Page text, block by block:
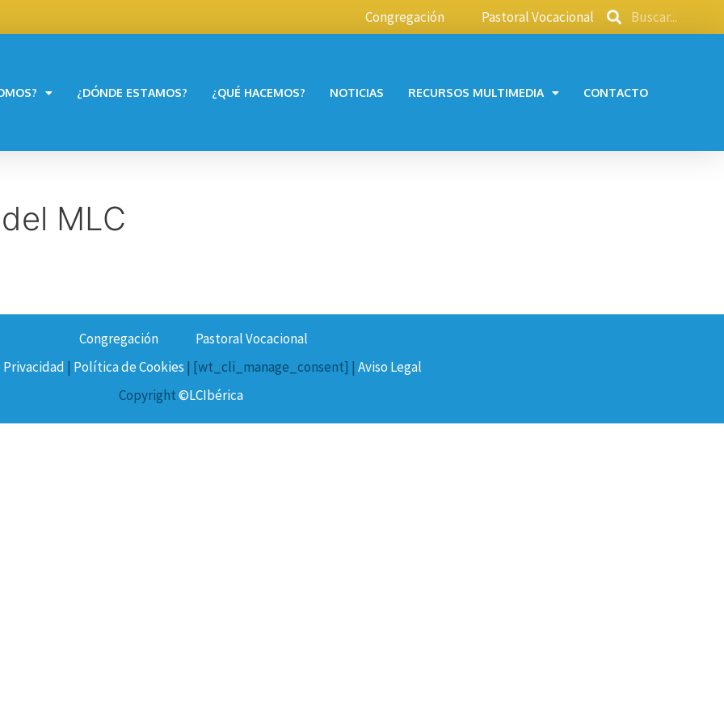
Congregación Pastoral Vocacional
¿DÓNDE ESTAMOS? ¿QUÉ HACEMOS? NOTICIAS RECURSOS MULTIMEDIA CONTACTO
MLC
Congregación
Pastoral Vocacional
| Política de Cookies | [wt_cli_manage_consent] | Aviso Legal
Copyright©LCIbérica